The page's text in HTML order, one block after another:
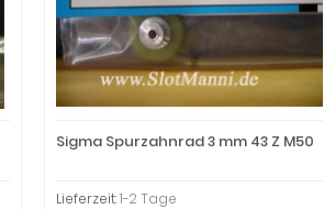
Sigma Spurzahnrad 3 mm 43 Z M50
Lieferzeit:1-2 Tage